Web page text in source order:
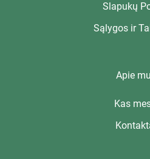
Slapukų
Sąlygos ir
Apie
Kas